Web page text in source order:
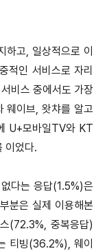
고, 일상적으로 이
적인 서비스로 자리
비스 중에서도 가장
웨이브, 왓챠를 알고
U+모바일TV와 KT
이었다.
다는 응답(1.5%)은
분은 실제 이용해본
(72.3%, 중복응답)
티빙(36.2%), 웨이